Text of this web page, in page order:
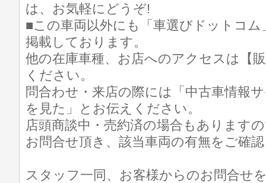
は、お気軽にどうぞ!
■この車両以外にも「車選びドットコ
掲載しております。
他の在庫車種、お店へのアクセスは【
ください。
問合わせ・来店の際には「中古車情報
を見た」とお伝えください。
店頭商談中・売約済の場合もあります
お問合せ頂き、該当車両の有無をご確
スタッフ一同、お客様からのお問合せ